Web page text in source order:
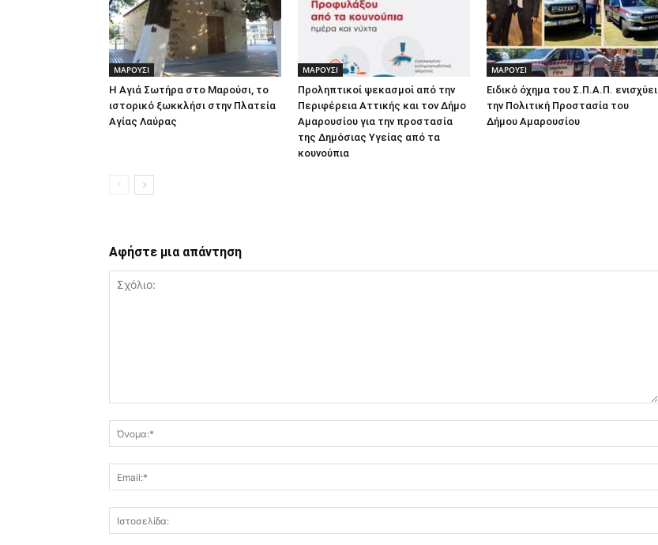
ΜΑΡΟΥΣΙ
Η Αγιά Σωτήρα στο Μαρούσι, το
ιστορικό ξωκκλήσι στην Πλατεία
Αγίας Λαύρας
ΜΑΡΟΥΣΙ
Προληπτικοί ψεκασμοί από την
Περιφέρεια Αττικής και τον Δήμο
Αμαρουσίου για την προστασία
της Δημόσιας Υγείας από τα
κουνούπια
ΜΑΡΟΥΣΙ
Ειδικό όχημα του Σ.Π.Α.Π. ενισχύει
την Πολιτική Προστασία του
Δήμου Αμαρουσίου
Αφήστε μια απάντηση